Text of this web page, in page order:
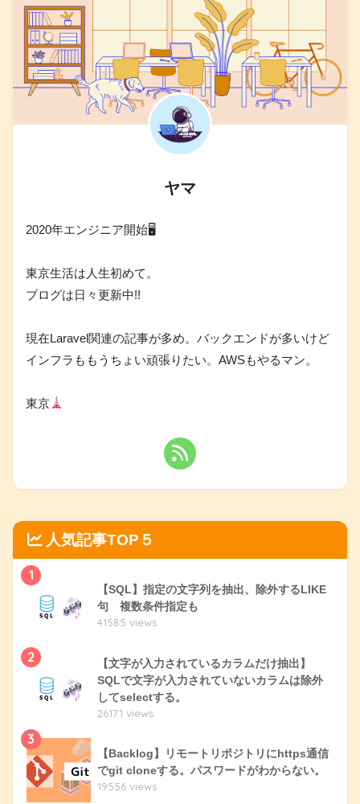
ヤマ
2020年エンジニア開始🖥
東京生活は人生初めて。
ブログは日々更新中!!
現在Laravel関連の記事が多め。バックエンドが多いけど
インフラももうちょい頑張りたい。AWSもやるマン。
東京
人気記事TOP５
1
【SQL】指定の文字列を抽出、除外するLIKE
句 複数条件指定も
41585 views
2
【文字が入力されているカラムだけ抽出】
SQLで文字が入力されていないカラムは除外
してselectする。
26171 views
3
【Backlog】リモートリポジトリにhttps通信
でgit cloneする。パスワードがわからない。
19556 views